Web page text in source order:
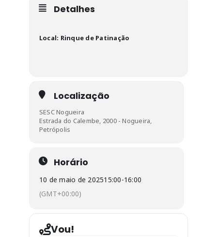
Detalhes
Local: Rinque de Patinação
Localização
SESC Nogueira
Estrada do Calembe, 2000 - Nogueira,
Petrópolis
Horário
10 de maio de 202515:00-16:00
(GMT+00:00)
Vou!